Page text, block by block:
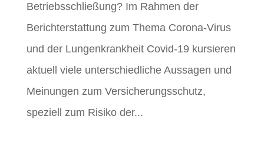
Betriebsschließung? Im Rahmen der
Berichterstattung zum Thema Corona-Virus
und der Lungenkrankheit Covid-19 kursieren
aktuell viele unterschiedliche Aussagen und
Meinungen zum Versicherungsschutz,
speziell zum Risiko der...